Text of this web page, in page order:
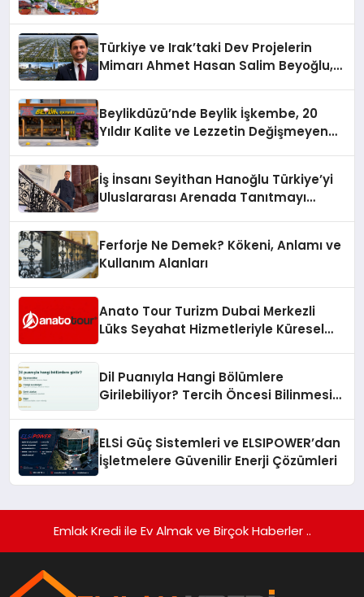
Türkiye ve Irak’taki Dev Projelerin
Mimarı Ahmet Hasan Salim Beyoğlu,
Hayata Geçirecek
Beylikdüzü’nde Beylik İşkembe, 20
Yıldır Kalite ve Lezzetin Değişmeyen
İş İnsanı Seyithan Hanoğlu Türkiye’yi
Uluslararası Arenada Tanıtmayı
Ferforje Ne Demek? Kökeni, Anlamı ve
Kullanım Alanları
Anato Tour Turizm Dubai Merkezli
Lüks Seyahat Hizmetleriyle Küresel
Dil Puanıyla Hangi Bölümlere
Girilebiliyor? Tercih Öncesi Bilinmesi
ELSİ Güç Sistemleri ve ELSIPOWER’dan
İşletmelere Güvenilir Enerji Çözümleri
Emlak Kredi ile Ev Almak ve Birçok Haberler ..